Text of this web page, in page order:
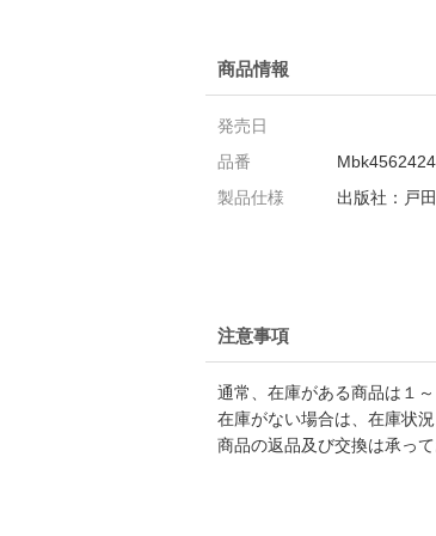
商品情報
発売日
品番
製品仕様
出版社：戸
注意事項
通常、在庫がある商品は１
在庫がない場合は、在庫状
商品の返品及び交換は承っ